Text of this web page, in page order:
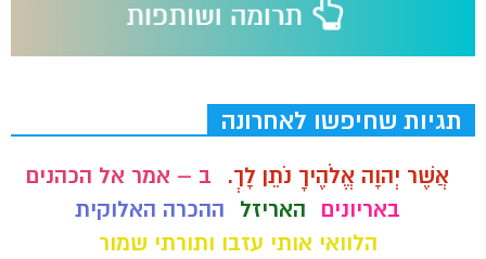
תגיות שחיפשו לאחרונה
אֲשֶׁר יְהוָה אֱלֹהֶיךָ נֹתֵן לָךְ.
ב – אמר אל הכהנים
באריונים
האריזל
ההכרה האלוקית
הלוואי אותי עזבו ותורתי שמור